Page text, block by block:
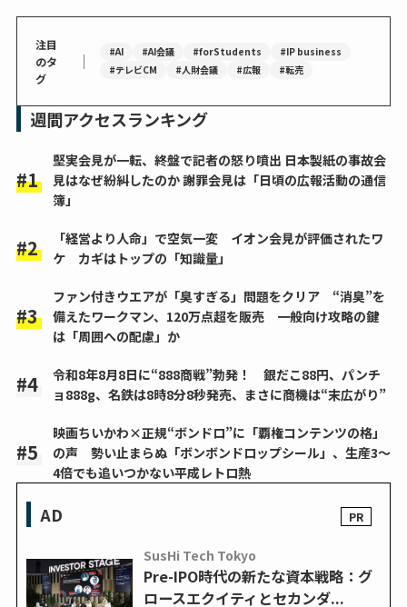
注目
のタ
グ
｜ #AI #AI会議 #forStudents
#IP business
#テレビCM
#人財会議 #広報 #転売
週間アクセスランキング
堅実会見が一転、終盤で記者の怒り噴出 日本製紙の事故会
見はなぜ紛糾したのか 謝罪会見は「日頃の広報活動の通信
簿」
「経営より人命」で空気一変 イオン会見が評価されたワ
ケ カギはトップの「知識量」
ファン付きウエアが「臭すぎる」問題をクリア “消臭”を
備えたワークマン、120万点超を販売 一般向け攻略の鍵
は「周囲への配慮」か
令和8年8月8日に“888商戦”勃発！ 銀だこ88円、パンチ
ョ888g、名鉄は8時8分8秒発売、まさに商機は“末広がり”
映画ちいかわ×正規“ボンドロ”に「覇権コンテンツの格」
の声 勢い止まらぬ「ボンボンドロップシール」、生産3～
4倍でも追いつかない平成レトロ熱
AD
SusHi Tech Tokyo
Pre-IPO時代の新たな資本戦略：グ
ロースエクイティとセカンダ...